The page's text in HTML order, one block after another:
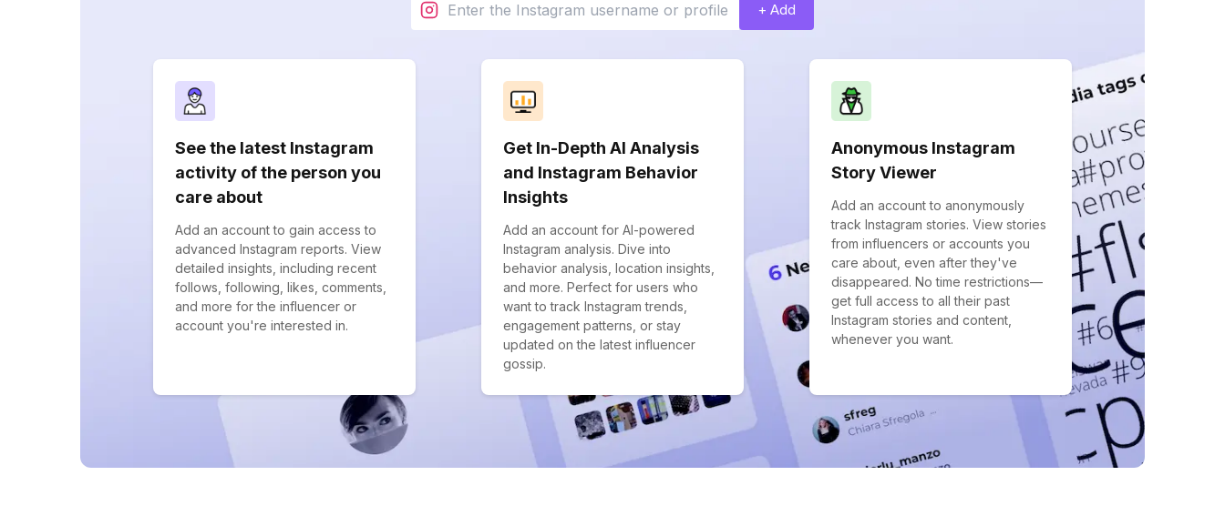
+ Add
See the latest Instagram
activity of the person you
care about
Add an account to gain access to
advanced Instagram reports. View
detailed insights, including recent
follows, following, likes, comments,
and more for the influencer or
account you're interested in.
Get In-Depth AI Analysis
and Instagram Behavior
Insights
Add an account for AI-powered
Instagram analysis. Dive into
behavior analysis, location insights,
and more. Perfect for users who
want to track Instagram trends,
engagement patterns, or stay
updated on the latest influencer
gossip.
Anonymous Instagram
Story Viewer
Add an account to anonymously
track Instagram stories. View stories
from influencers or accounts you
care about, even after they've
disappeared. No time restrictions—
get full access to all their past
Instagram stories and content,
whenever you want.